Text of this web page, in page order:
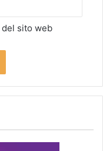
del sito web